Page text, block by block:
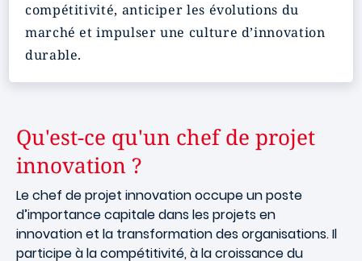
compétitivité, anticiper les évolutions du
marché et impulser une culture d’innovation
durable.
Qu'est-ce qu'un chef de projet
innovation ?
Le chef de projet innovation occupe un poste
d’importance capitale dans les projets en
innovation et la transformation des organisations. Il
participe à la compétitivité, à la croissance du